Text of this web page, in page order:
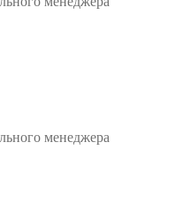
менеджера